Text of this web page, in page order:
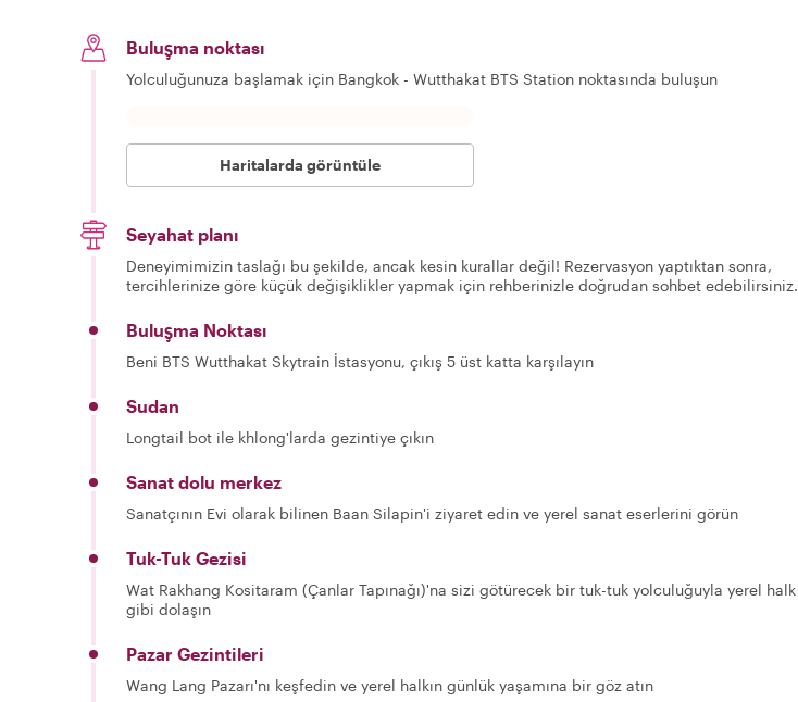
Buluşma noktası
Yolculuğunuza başlamak için Bangkok - Wutthakat BTS Station noktasında buluşun
Haritalarda görüntüle
Seyahat planı
Deneyimimizin taslağı bu şekilde, ancak kesin kurallar değil! Rezervasyon yaptıktan sonra,
tercihlerinize göre küçük değişiklikler yapmak için rehberinizle doğrudan sohbet edebilirsiniz.
Buluşma Noktası
Beni BTS Wutthakat Skytrain İstasyonu, çıkış 5 üst katta karşılayın
Sudan
Longtail bot ile khlong'larda gezintiye çıkın
Sanat dolu merkez
Sanatçının Evi olarak bilinen Baan Silapin'i ziyaret edin ve yerel sanat eserlerini görün
Tuk-Tuk Gezisi
Wat Rakhang Kositaram (Çanlar Tapınağı)'na sizi götürecek bir tuk-tuk yolculuğuyla yerel halk
gibi dolaşın
Pazar Gezintileri
Wang Lang Pazarı'nı keşfedin ve yerel halkın günlük yaşamına bir göz atın